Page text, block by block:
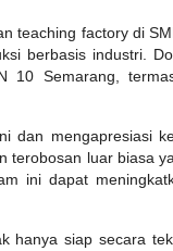
teaching factory di
berbasis industri.
10 Semarang,
dan mengapresiasi
terobosan luar biasa
ini dapat
hanya siap secara